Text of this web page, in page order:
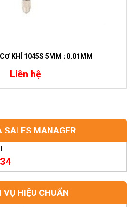
SALES MANAGER
VỤ HIỆU CHUẨN
KHÍ 1045S 5MM ; 0,01MM
Liên hệ